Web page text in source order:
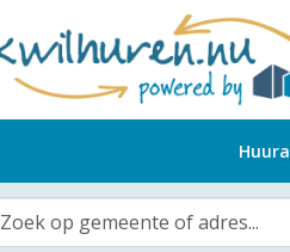
Zoek op gemeente of adres...